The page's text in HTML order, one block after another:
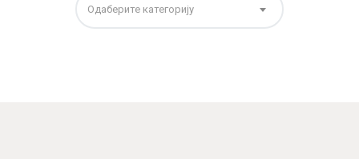
Одаберите категорију